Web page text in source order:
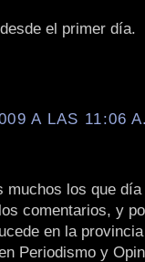
el primer día.
A LAS 11:06
muchos los que
comentarios, y
en la
Periodismo y